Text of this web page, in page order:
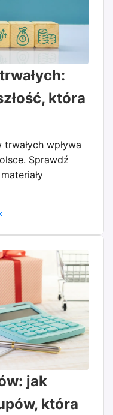
która
wpływa
Sprawdź
jak
która